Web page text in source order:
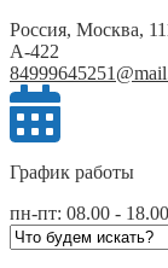
Россия, Москва,
А-422
График работы
пн-пт: 08.00 -